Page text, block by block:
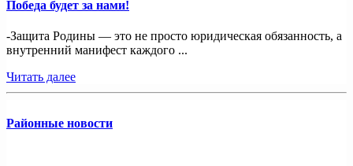
Победа будет за нами!
-Защита Родины — это не просто юридическая обязанность, а
внутренний манифест каждого ...
Читать далее
Районные новости